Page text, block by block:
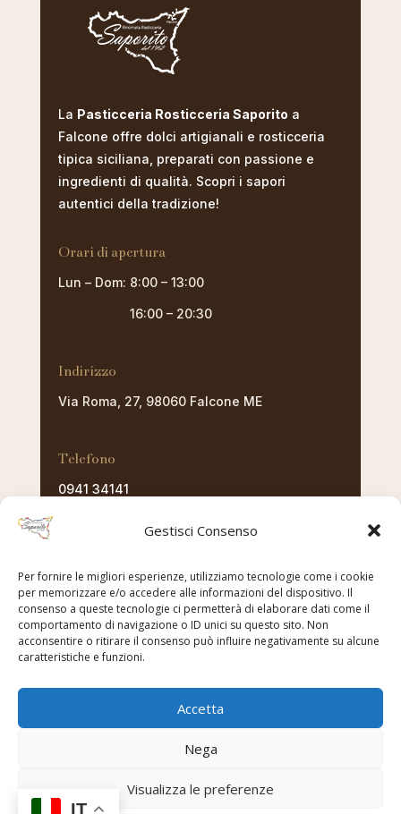
Gestisci Consenso
Per fornire le migliori esperienze, utilizziamo tecnologie come i cookie
per memorizzare e/o accedere alle informazioni del dispositivo. Il
consenso a queste tecnologie ci permetterà di elaborare dati come il
comportamento di navigazione o ID unici su questo sito. Non
acconsentire o ritirare il consenso può influire negativamente su alcune
caratteristiche e funzioni.
Accetta
Nega
Visualizza le preferenze
La Pasticceria Rosticceria Saporito a
Falcone offre dolci artigianali e rosticceria
tipica siciliana, preparati con passione e
ingredienti di qualità. Scopri i sapori
autentici della tradizione!
Orari di apertura
Lun – Dom: 8:00 – 13:00
16:00 – 20:30
Indirizzo
Via Roma, 27, 98060 Falcone ME
Telefono
0941 34141
CONTATTI
Copyright © 2025 Pasticceria Saporito - Tutti i diritti
riservati - P.IVA 02119140834 -
IT